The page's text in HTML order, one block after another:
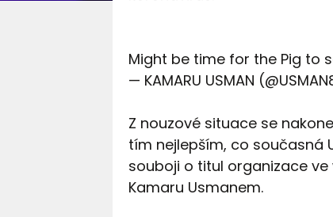
Might be time for the Pig to
— KAMARU USMAN
Z nouzové situace se
tím nejlepším, co současná
souboji o titul organizace ve
Kamaru Usmanem.